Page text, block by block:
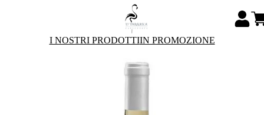
I NOSTRI PRODOTTIIN PROMOZIONE